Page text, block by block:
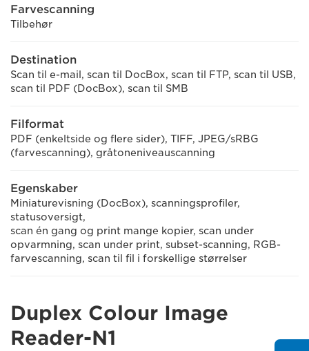
Farvescanning
Tilbehør
Destination
Scan til e-mail, scan til DocBox, scan til FTP, scan til USB,
scan til PDF (DocBox), scan til SMB
Filformat
PDF (enkeltside og flere sider), TIFF, JPEG/sRBG
(farvescanning), gråtoneniveauscanning
Egenskaber
Miniaturevisning (DocBox), scanningsprofiler,
statusoversigt,
scan én gang og print mange kopier, scan under
opvarmning, scan under print, subset-scanning, RGB-
farvescanning, scan til fil i forskellige størrelser
Duplex Colour Image
Reader-N1